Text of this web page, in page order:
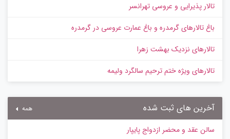
تالار پذیرایی و عروسی تهرانسر
باغ تالارهای گرمدره و باغ عمارت عروسی در گرمدره
تالارهای نزدیک بهشت زهرا
تالارهای ویژه ختم ترحیم سالگرد ولیمه
آخرین های ثبت شده همه
سالن عقد و محضر ازدواج پایپار